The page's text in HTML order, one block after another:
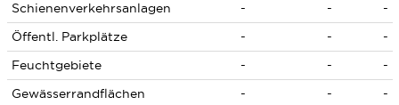
Schienenverkehrsanlagen
- -
-
Öffentl. Parkplätze
- -
-
Feuchtgebiete
- -
-
Gewässerrandflächen
- - -